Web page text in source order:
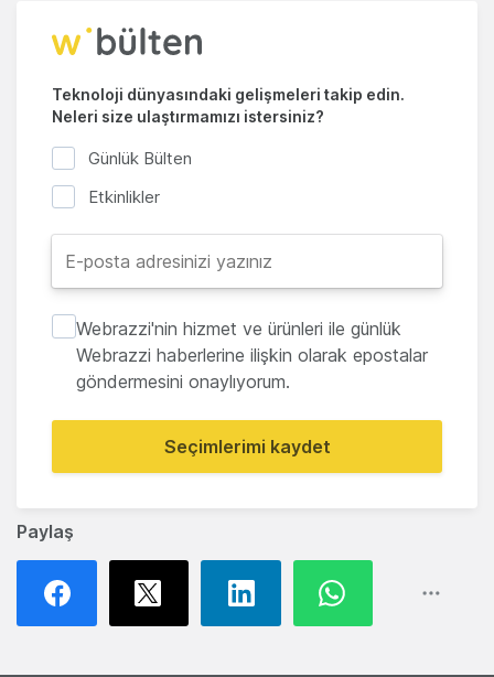
Paylaş
Teknoloji dünyasındaki gelişmeleri takip edin.
Neleri size ulaştırmamızı istersiniz?
Günlük Bülten
Etkinlikler
Webrazzi'nin hizmet ve ürünleri ile günlük
Webrazzi haberlerine ilişkin olarak epostalar
göndermesini onaylıyorum.
Seçimlerimi kaydet